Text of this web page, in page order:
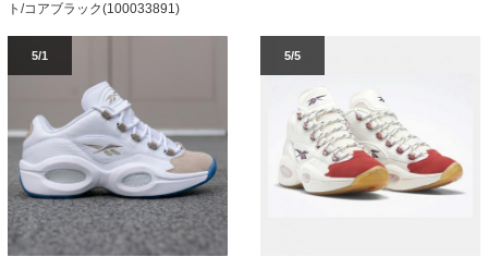
ト/コアブラック(100033891)
5/1 5/5